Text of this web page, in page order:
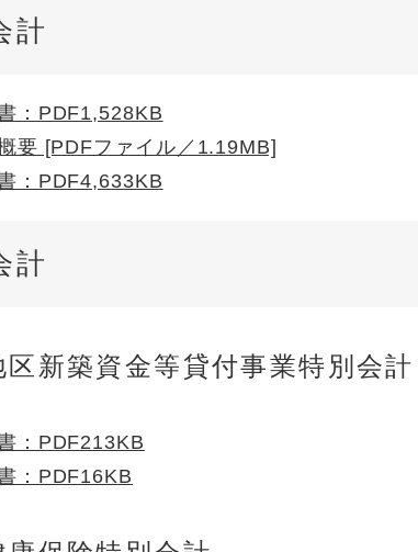
計
：PDF1,528KB
要 [PDFファイル／1.19MB]
：PDF4,633KB
計
区新築資金等貸付事業特別会計
：PDF213KB
：PDF16KB